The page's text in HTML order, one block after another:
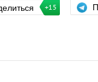
+15